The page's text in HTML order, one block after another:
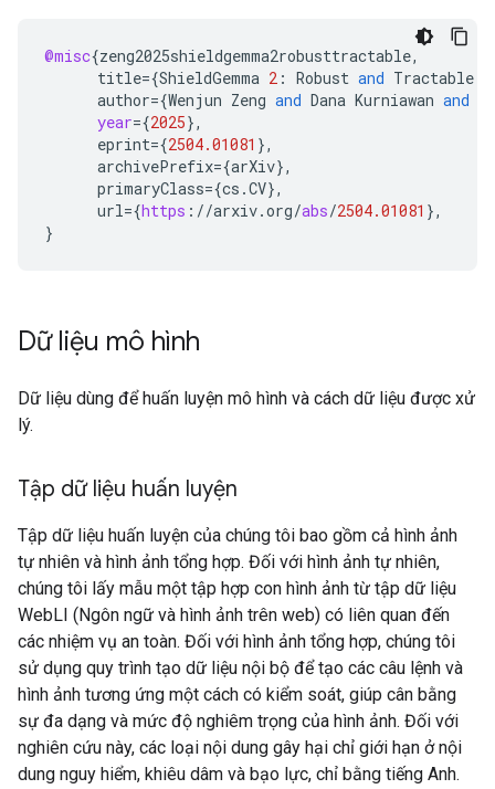
@misc{zeng2025shieldgemma2robusttractable,
title={ShieldGemma 2 : Robust and Tractable
author={Wenjun Zeng and Dana Kurniawan and
year={2025},
eprint={2504.01081 },
archivePrefix={arXiv},
primaryClass={cs .CV},
url={https : //arxiv.org/abs/2504.01081 },
}
Dữ liệu mô hình
Dữ liệu dùng để huấn luyện mô hình và cách dữ liệu được xử
lý.
Tập dữ liệu huấn luyện
Tập dữ liệu huấn luyện của chúng tôi bao gồm cả hình ảnh
tự nhiên và hình ảnh tổng hợp. Đối với hình ảnh tự nhiên,
chúng tôi lấy mẫu một tập hợp con hình ảnh từ tập dữ liệu
WebLI (Ngôn ngữ và hình ảnh trên web) có liên quan đến
các nhiệm vụ an toàn. Đối với hình ảnh tổng hợp, chúng tôi
sử dụng quy trình tạo dữ liệu nội bộ để tạo các câu lệnh và
hình ảnh tương ứng một cách có kiểm soát, giúp cân bằng
sự đa dạng và mức độ nghiêm trọng của hình ảnh. Đối với
nghiên cứu này, các loại nội dung gây hại chỉ giới hạn ở nội
dung nguy hiểm, khiêu dâm và bạo lực, chỉ bằng tiếng Anh.